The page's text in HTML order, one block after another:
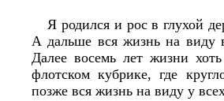
Я родился и рос в глухой
А дальше вся жизнь на виду
Далее восемь лет жизни
флотском кубрике, где
позже вся жизнь на виду у